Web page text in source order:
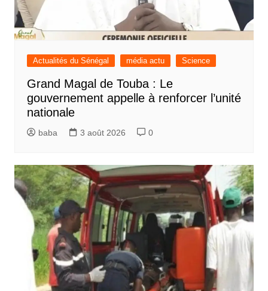
Actualités du Sénégal média actu Science
Grand Magal de Touba : Le
gouvernement appelle à renforcer l’unité
nationale
baba 3 août 2026 0